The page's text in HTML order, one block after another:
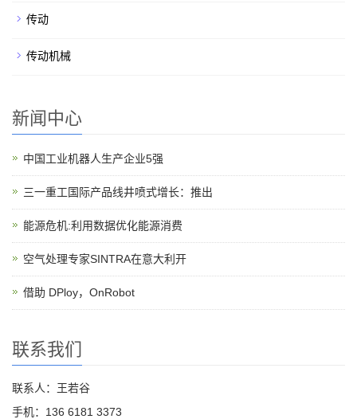
传动
传动机械
新闻中心
中国工业机器人生产企业5强
三一重工国际产品线井喷式增长：推出
能源危机:利用数据优化能源消费
空气处理专家SINTRA在意大利开
借助 DPloy，OnRobot
联系我们
联系人：王若谷
手机：136 6181 3373